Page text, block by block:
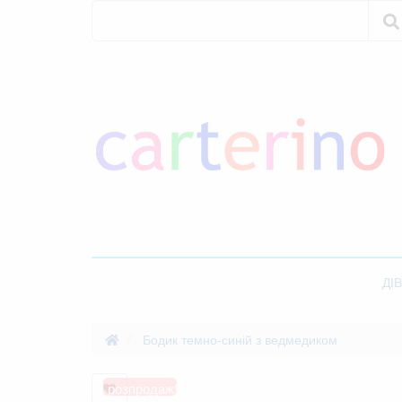
Бодик темно-синій з ведмедиком
розпродаж!